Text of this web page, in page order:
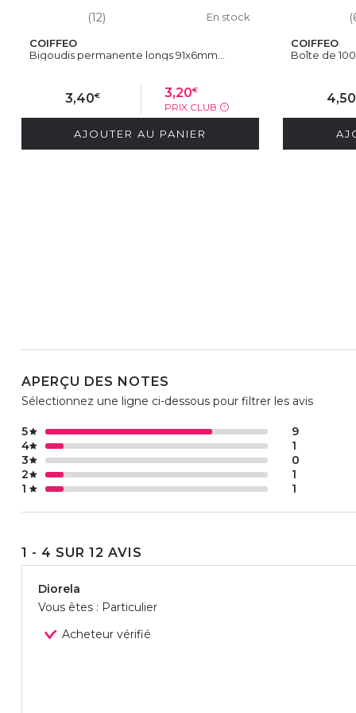
(12) En stock
COIFFEO
Bigoudis permanente longs 91x6mm...
3,40€ 3,20€
PRIX CLUB ?
AJOUTER AU PANIER
COIFFEO
Boîte de
4,50
APERÇU DES NOTES
Sélectionnez une ligne ci-dessous pour filtrer les avis
1 1
2 1
3 0
4 1
5 9
1 - 4 SUR 12 AVIS
Diorela
Vous êtes : Particulier
Acheteur vérifié